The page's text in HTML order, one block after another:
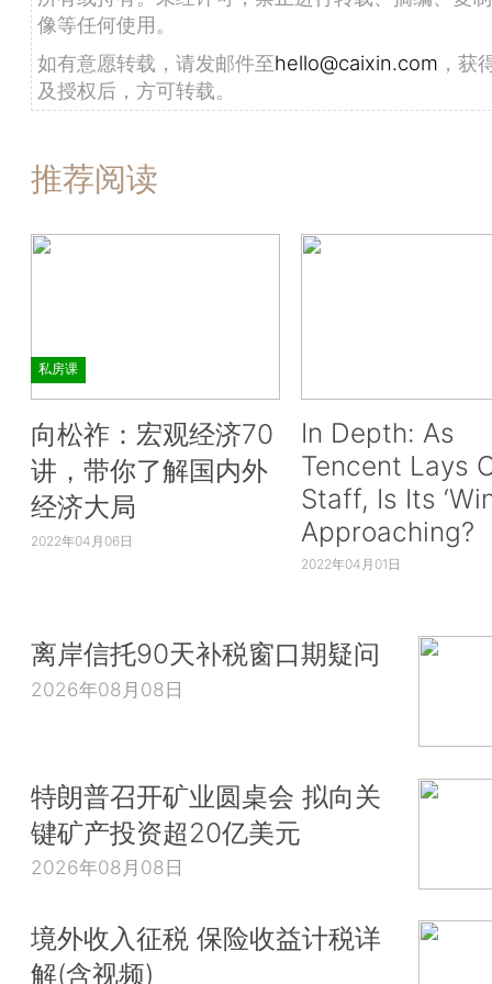
像等任何使用。
如有意愿转载，请发邮件至hello@caixin.com ，获
及授权后，方可转载。
推荐阅读
私房课
向松祚：宏观经济70
讲，带你了解国内外
经济大局
2022年04月06日
In Depth: As
Tencent Lays
Staff, Is Its
Approaching?
2022年04月01日
离岸信托90天补税窗口期疑问
2026年08月08日
特朗普召开矿业圆桌会 拟向关
键矿产投资超20亿美元
2026年08月08日
境外收入征税 保险收益计税详
解(含视频)